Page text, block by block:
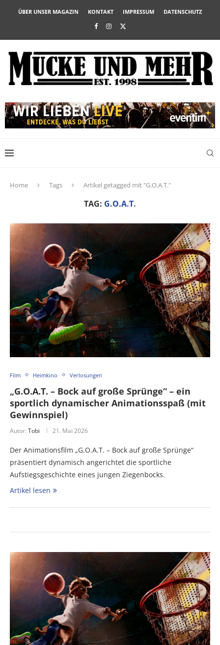
ÜBER UNSER MAGAZIN KONTAKT IMPRESSUM DATENSCHUTZ
Home Tags Artikel getagged mit "G.O.A.T."
TAG: G.O.A.T.
Film Heimkino Verlosungen
„G.O.A.T. – Bock auf große Sprünge“ – ein
sportlich dynamischer Animationsspaß (mit
Gewinnspiel)
Autor: Tobi 21. Mai 2026
Der Animationsfilm „G.O.A.T. – Bock auf große Sprünge“
präsentiert dynamisch angerichtet die sportliche
Aufstiegsgeschichte eines jungen Ziegenbocks.
Artikel lesen